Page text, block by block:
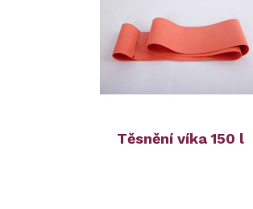
Těsnění víka 150 l